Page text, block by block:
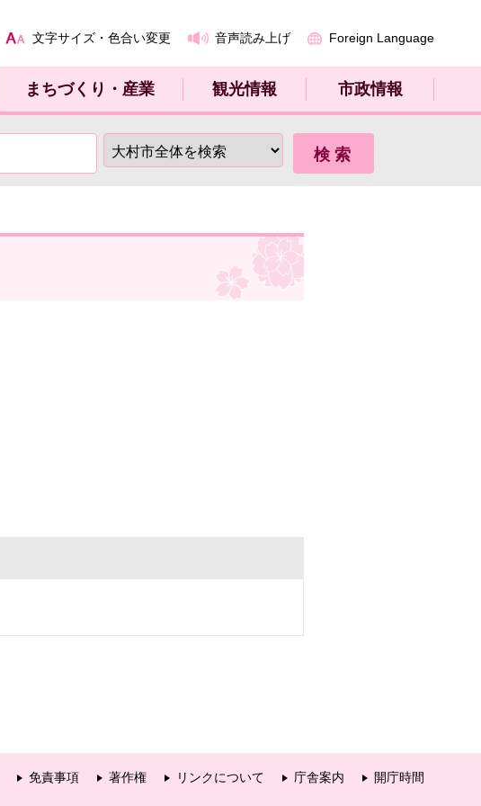
文字サイズ・色合い変更 音声読み上げ Foreign Language
まちづくり・産業 観光情報 市政情報
免責事項 著作権 リンクについて 庁舎案内
開庁時間